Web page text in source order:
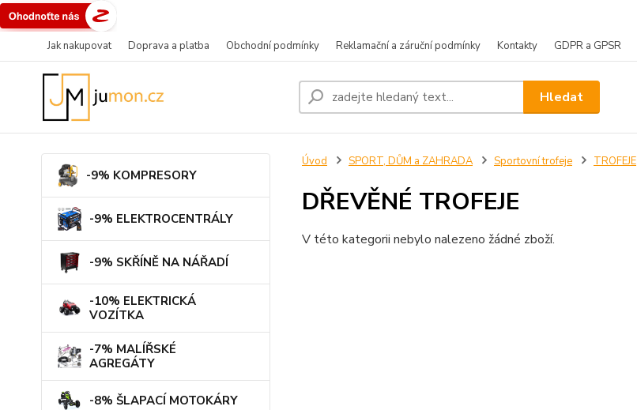
Jak nakupovat Doprava a platba Obchodní podmínky Reklamační a záruční podmínky Kontakty GDPR a GPSR
Hledat
-9% KOMPRESORY
-9% ELEKTROCENTRÁLY
-9% SKŘÍNĚ NA NÁŘADÍ
-10% ELEKTRICKÁ
VOZÍTKA
-7% MALÍŘSKÉ
AGREGÁTY
-8% ŠLAPACÍ MOTOKÁRY
Úvod SPORT, DŮM a ZAHRADA Sportovní trofeje TROFEJE
DŘEVĚNÉ TROFEJE
V této kategorii nebylo nalezeno žádné zboží.